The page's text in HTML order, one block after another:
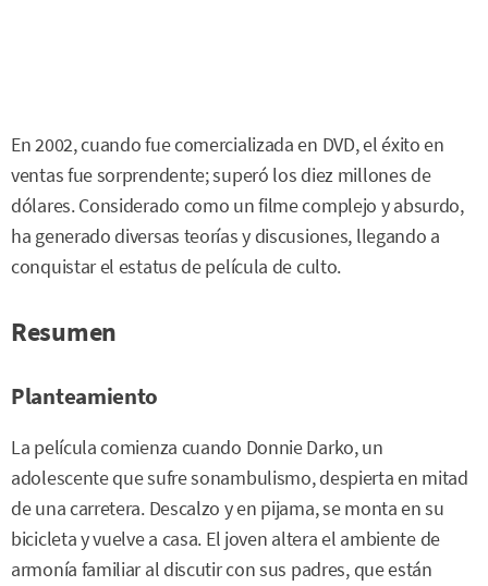
En 2002, cuando fue comercializada en DVD, el éxito en
ventas fue sorprendente; superó los diez millones de
dólares. Considerado como un filme complejo y absurdo,
ha generado diversas teorías y discusiones, llegando a
conquistar el estatus de película de culto.
Resumen
Planteamiento
La película comienza cuando Donnie Darko, un
adolescente que sufre sonambulismo, despierta en mitad
de una carretera. Descalzo y en pijama, se monta en su
bicicleta y vuelve a casa. El joven altera el ambiente de
armonía familiar al discutir con sus padres, que están